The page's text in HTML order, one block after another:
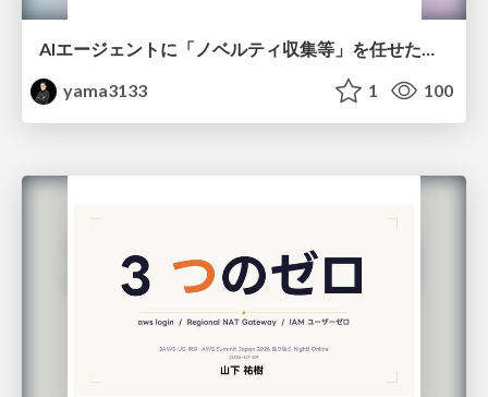
AIエージェントに「ノベルティ収集等」を任せたら、営業の承認フローと同じだった話
yama3133
1 100